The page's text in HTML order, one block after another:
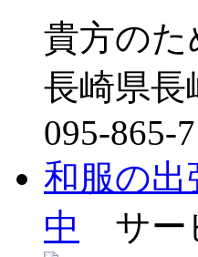
貴方の
長崎県長
095-865-
和服の
中
サー